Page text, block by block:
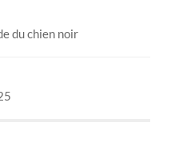
du chien noir